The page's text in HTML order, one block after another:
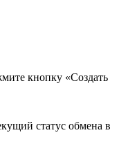
кнопку «Создать
статус обмена в